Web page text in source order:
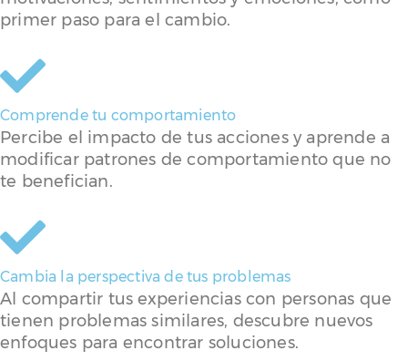
primer paso para el cambio.
Comprende tu comportamiento​
Percibe el impacto de tus acciones y aprende a
modificar patrones de comportamiento que no
te benefician.
Cambia la perspectiva de tus problemas
Al compartir tus experiencias con personas que
tienen problemas similares, descubre nuevos
enfoques para encontrar soluciones.